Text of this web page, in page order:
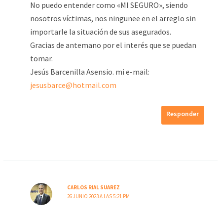
No puedo entender como «MI SEGURO», siendo
nosotros víctimas, nos ningunee en el arreglo sin
importarle la situación de sus asegurados.
Gracias de antemano por el interés que se puedan
tomar.
Jesús Barcenilla Asensio. mi e-mail:
jesusbarce@hotmail.com
Responder
CARLOS RIAL SUAREZ
26 JUNIO 2023 A LAS 5:21 PM